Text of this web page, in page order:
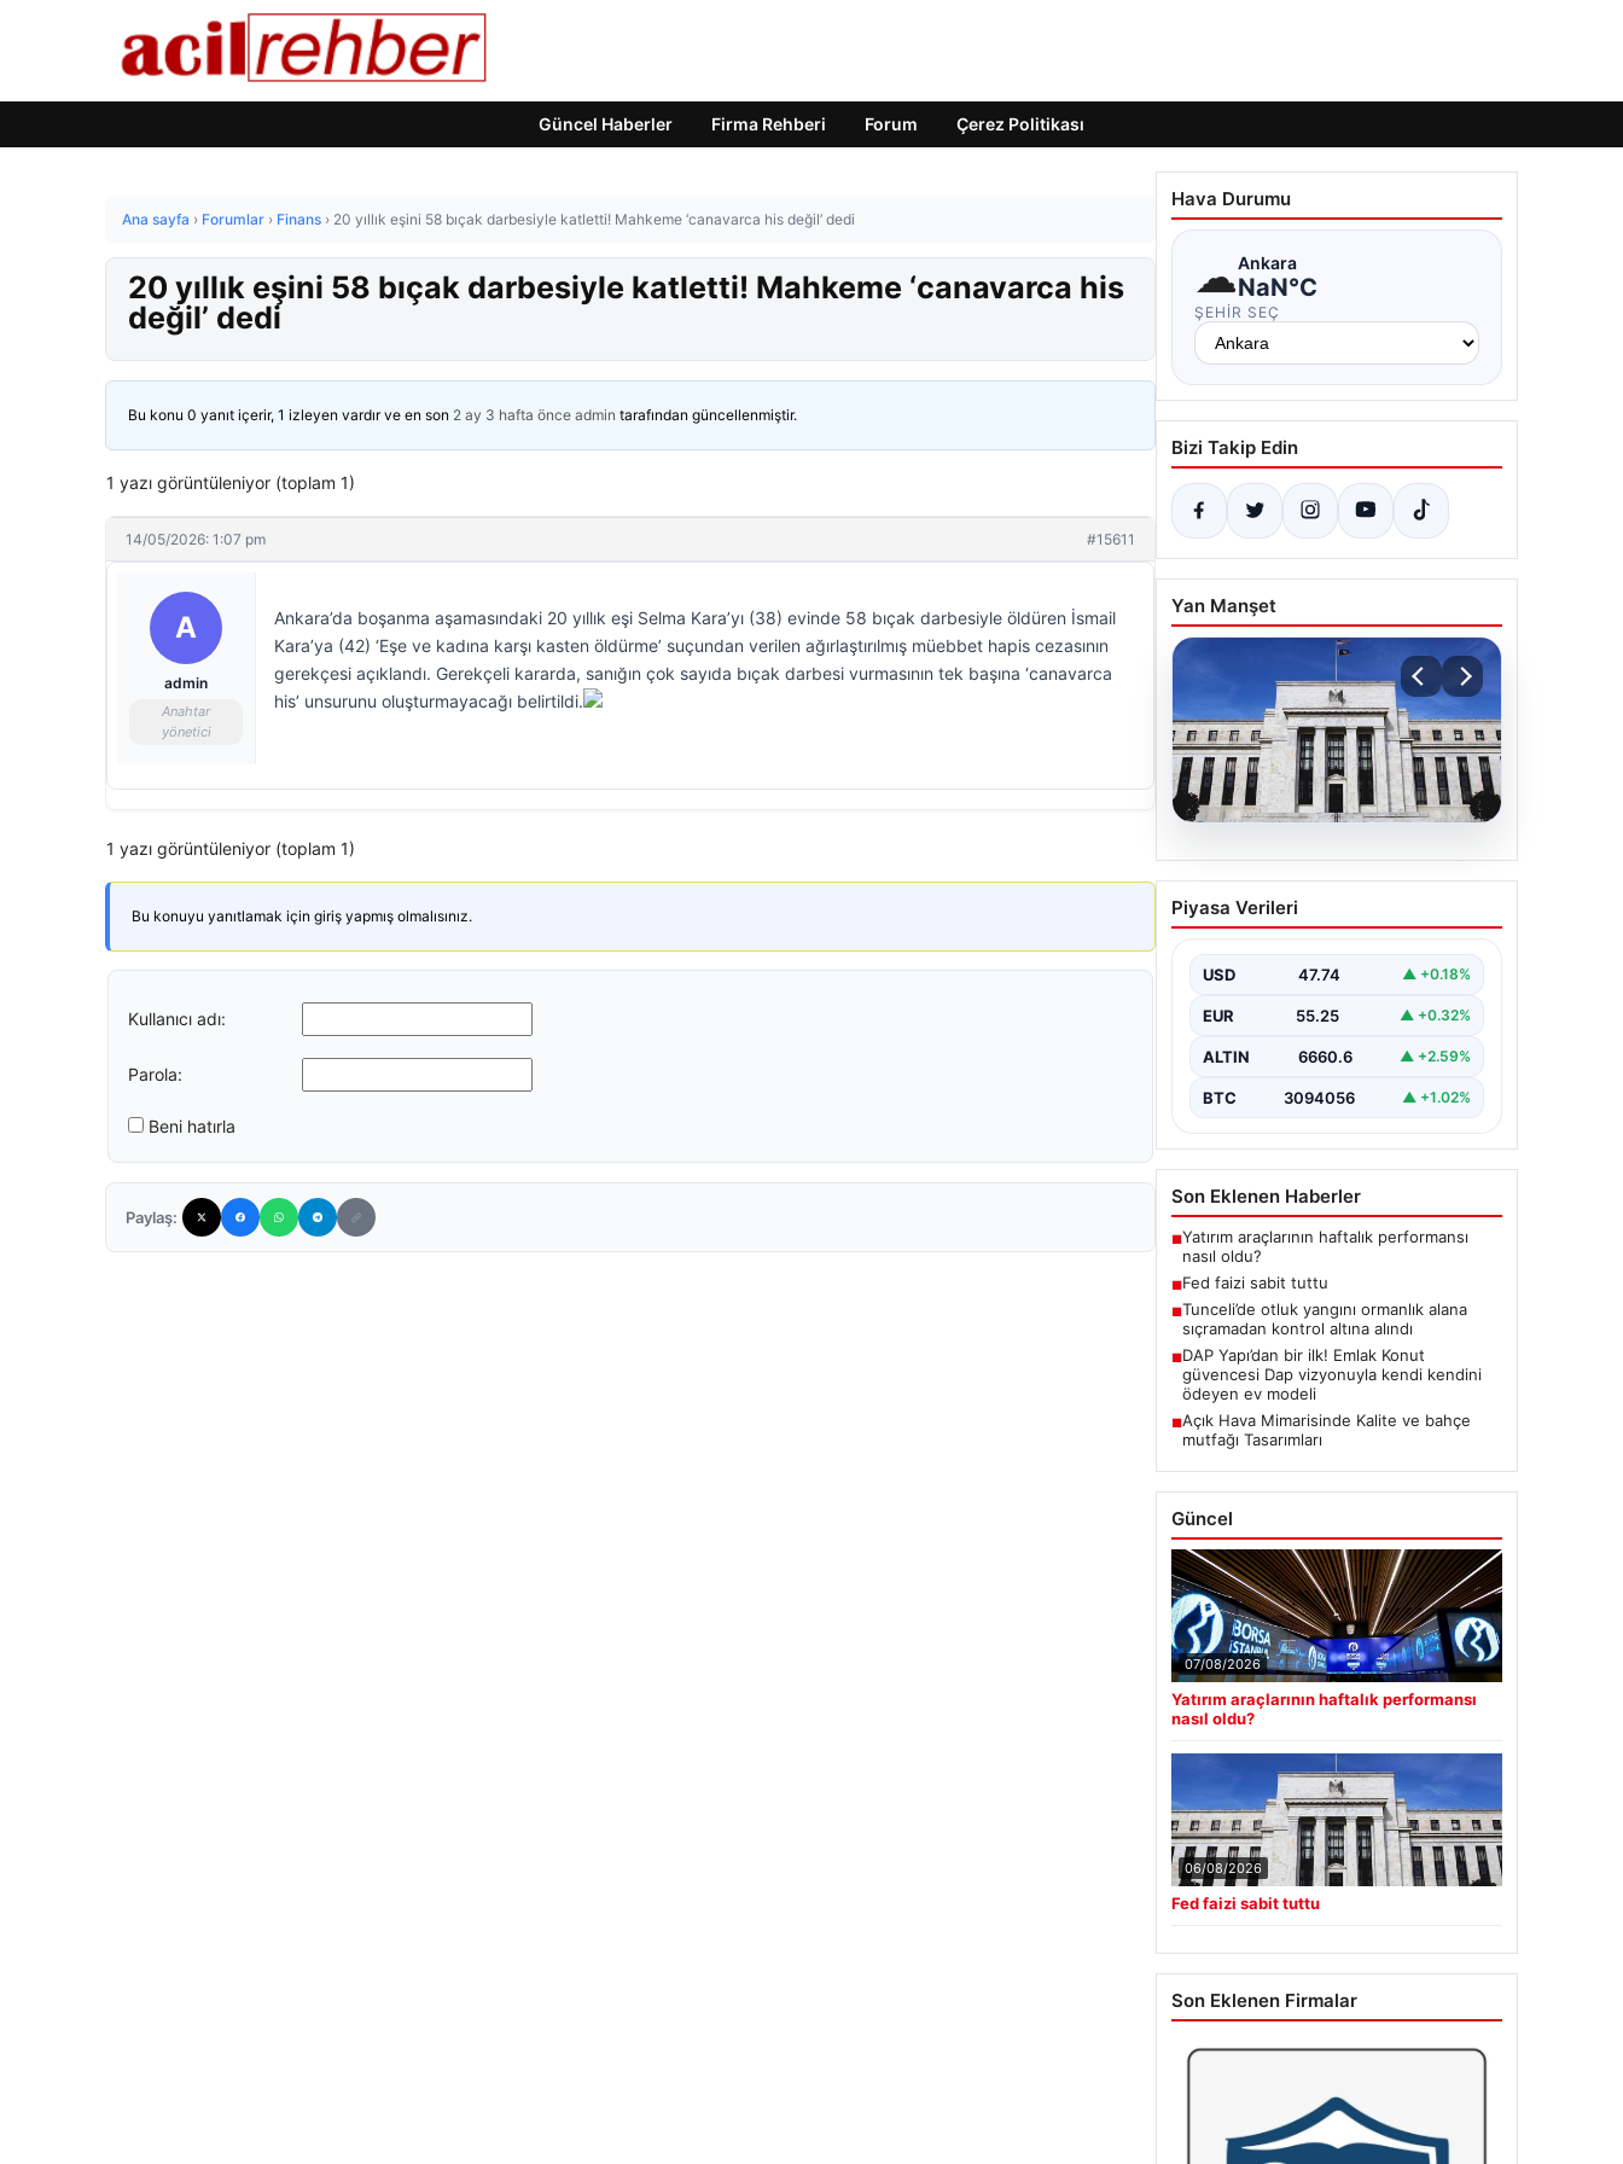
Güncel Haberler Firma Rehberi Forum Çerez Politikası
Ana sayfa › Forumlar › Finans › 20 yıllık eşini 58 bıçak darbesiyle katletti! Mahkeme ‘canavarca his değil’ dedi
20 yıllık eşini 58 bıçak darbesiyle katletti! Mahkeme ‘canavarca his
değil’ dedi
Bu konu 0 yanıt içerir, 1 izleyen vardır ve en son 2 ay 3 hafta önce admin tarafından güncellenmiştir.
1 yazı görüntüleniyor (toplam 1)
14/05/2026: 1:07 pm #15611
A
admin
Anahtar
yönetici
Ankara’da boşanma aşamasındaki 20 yıllık eşi Selma Kara’yı (38) evinde 58 bıçak darbesiyle öldüren İsmail
Kara’ya (42) ‘Eşe ve kadına karşı kasten öldürme’ suçundan verilen ağırlaştırılmış müebbet hapis cezasının
gerekçesi açıklandı. Gerekçeli kararda, sanığın çok sayıda bıçak darbesi vurmasının tek başına ‘canavarca
his’ unsurunu oluşturmayacağı belirtildi.
1 yazı görüntüleniyor (toplam 1)
Bu konuyu yanıtlamak için giriş yapmış olmalısınız.
Kullanıcı adı:
Parola:
Beni hatırla
Paylaş:
Hava Durumu
☁Ankara
NaN°C
ŞEHIR SEÇ
Bizi Takip Edin
Yan Manşet
Fed faizi sabit tuttu
Piyasa Verileri
USD 47.74 ▲ +0.18%
EUR 55.25 ▲ +0.32%
ALTIN 6660.6 ▲ +2.59%
BTC 3094056 ▲ +1.02%
Son Eklenen Haberler
■Yatırım araçlarının haftalık performansı
nasıl oldu?
■Fed faizi sabit tuttu
■Tunceli’de otluk yangını ormanlık alana
sıçramadan kontrol altına alındı
■DAP Yapı’dan bir ilk! Emlak Konut
güvencesi Dap vizyonuyla kendi kendini
ödeyen ev modeli
■Açık Hava Mimarisinde Kalite ve bahçe
mutfağı Tasarımları
Güncel
07/08/2026
Yatırım araçlarının haftalık performansı
nasıl oldu?
06/08/2026
Fed faizi sabit tuttu
Son Eklenen Firmalar